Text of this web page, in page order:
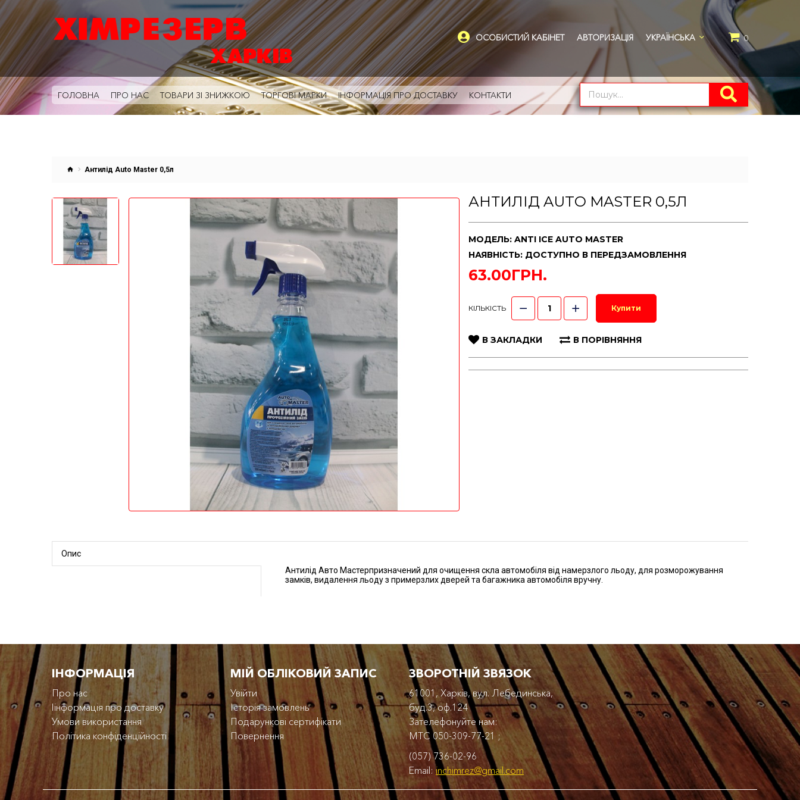
0
ОСОБИСТИЙ КАБІНЕТ АВТОРИЗАЦІЯ УКРАЇНСЬКА
ГОЛОВНА ПРО НАС ТОВАРИ ЗІ ЗНИЖКОЮ ТОРГОВІ МАРКИ ІНФОРМАЦІЯ ПРО ДОСТАВКУ КОНТАКТИ
Антилід Auto Master 0,5л
АНТИЛІД AUTO MASTER 0,5Л
МОДЕЛЬ: ANTI ICE AUTO MASTER
НАЯВНІСТЬ: ДОСТУПНО В ПЕРЕДЗАМОВЛЕННЯ
63.00ГРН.
КІЛЬКІСТЬ Купити
В ЗАКЛАДКИ В ПОРІВНЯННЯ
Опис
Антилід Авто Мастерпризначений для очищення скла автомобіля від намерзлого льоду, для розморожування
замків, видалення льоду з примерзлих дверей та багажника автомобіля вручну.
IНФОРМАЦІЯ
Про нас
Iінформація про доставку
Умови використання
Політика конфіденційності
МІЙ ОБЛІКОВИЙ ЗАПИС
Увійти
Історія замовлень
Подарункові сертифікати
Повернення
ЗВОРОТНІЙ ЗВЯЗОК
61001, Харків, вул. Лебединська,
буд.3, оф.124
Зателефонуйте нам:
МТС 050-309-77-21 ;
(057) 736-02-96
Email:inchimrez@gmail.com